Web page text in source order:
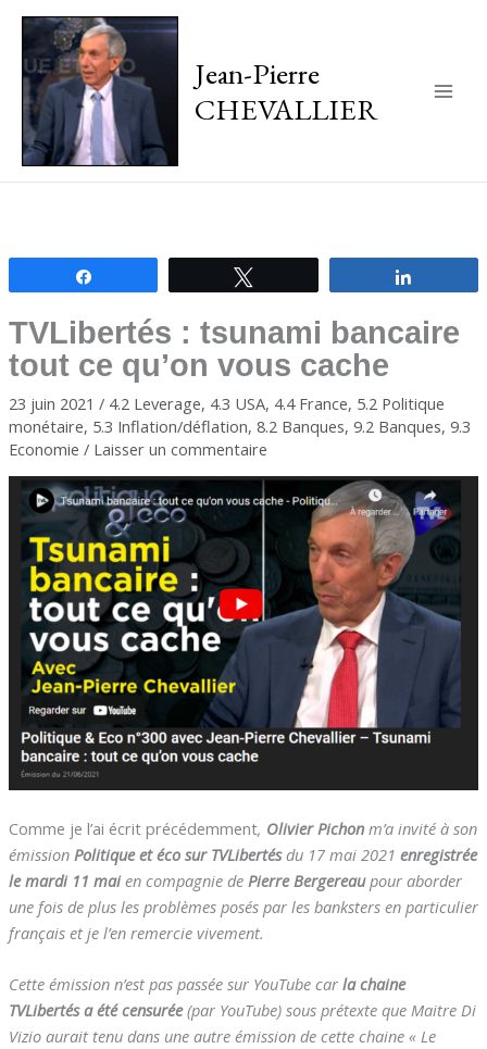
Jean-Pierre
CHEVALLIER
TVLibertés : tsunami bancaire
tout ce qu’on vous cache
23 juin 2021 / 4.2 Leverage, 4.3 USA, 4.4 France, 5.2 Politique
monétaire, 5.3 Inflation/déflation, 8.2 Banques, 9.2 Banques, 9.3
Economie / Laisser un commentaire
Comme je l’ai écrit précédemment, Olivier Pichonm’a invité à son
émission Politique et éco sur TVLibertésdu 17 mai 2021 enregistrée
le mardi 11 maien compagnie de Pierre Bergereaupour aborder
une fois de plus les problèmes posés par les banksters en particulier
français et je l’en remercie vivement.
Cette émission n’est pas passée sur YouTube car la chaine
TVLibertés a été censurée(par YouTube) sous prétexte que Maitre Di
Vizio aurait tenu dans une autre émission de cette chaine « Le